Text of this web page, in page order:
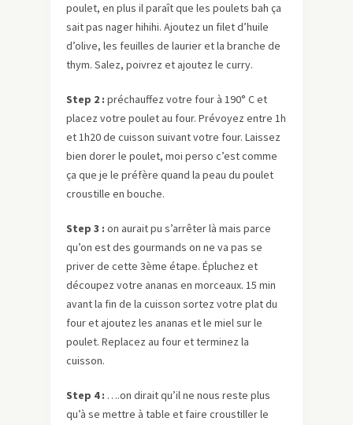
poulet, en plus il paraît que les poulets bah ça
sait pas nager hihihi. Ajoutez un filet d’huile
d’olive, les feuilles de laurier et la branche de
thym. Salez, poivrez et ajoutez le curry.
Step 2 : préchauffez votre four à 190° C et
placez votre poulet au four. Prévoyez entre 1h
et 1h20 de cuisson suivant votre four. Laissez
bien dorer le poulet, moi perso c’est comme
ça que je le préfère quand la peau du poulet
croustille en bouche.
Step 3 : on aurait pu s’arrêter là mais parce
qu’on est des gourmands on ne va pas se
priver de cette 3ème étape. Épluchez et
découpez votre ananas en morceaux. 15 min
avant la fin de la cuisson sortez votre plat du
four et ajoutez les ananas et le miel sur le
poulet. Replacez au four et terminez la
cuisson.
Step 4 : ….on dirait qu’il ne nous reste plus
qu’à se mettre à table et faire croustiller le